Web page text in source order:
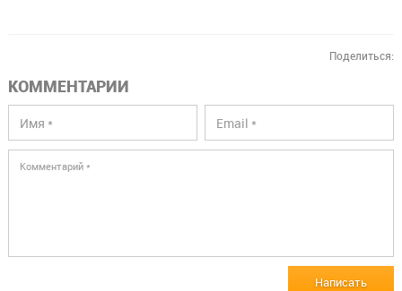
Поделиться:
КОММЕНТАРИИ
Написать